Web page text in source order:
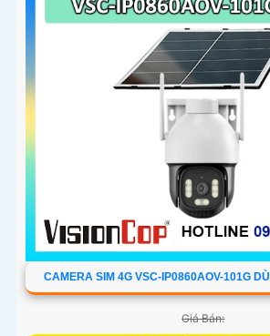
CAMERA SIM 4G VSC-IP0860AOV-101G
Giá Bán: